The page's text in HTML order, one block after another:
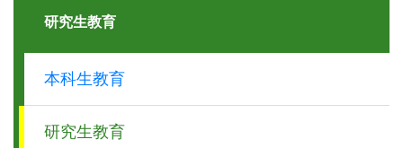
研究生教育
本科生教育
研究生教育